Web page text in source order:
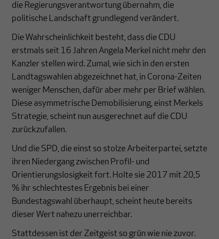
die Regierungsverantwortung übernahm, die
politische Landschaft grundlegend verändert.
Die Wahrscheinlichkeit besteht, dass die CDU
erstmals seit 16 Jahren Angela Merkel nicht mehr den
Kanzler stellen wird. Zumal, wie sich in den ersten
Landtagswahlen abgezeichnet hat, in Corona-Zeiten
weniger Menschen, dafür aber mehr per Brief wählen.
Diese asymmetrische Demobilisierung, einst Merkels
Strategie, scheint nun ausgerechnet auf die CDU
zurückzufallen.
Und die SPD, die einst so stolze Arbeiterpartei, setzte
ihren Niedergang zwischen Profil- und
Orientierungslosigkeit fort. Holte sie 2017 mit 20,5
% ihr schlechtestes Ergebnis bei einer
Bundestagswahl überhaupt, scheint heute bereits
dieser Wert nahezu unerreichbar.
Stattdessen ist der Zeitgeist so grün wie nie zuvor.